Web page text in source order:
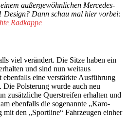
außergewöhnlichen Mercedes-
Design? Dann schau mal hier vorbei:
Radkappe
viel verändert. Die Sitze haben ein
und sind nun weitaus
ebenfalls eine verstärkte Ausführung
Polsterung wurde auch neu
zusätzliche Querstreifen erhalten und
ebenfalls die sogenannte „Karo-
den „Sportline“ Fahrzeugen einher